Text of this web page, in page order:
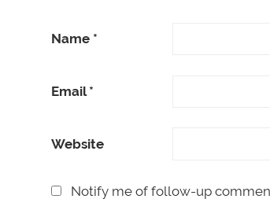
Name *
Email*
Website
Notify me of follow-up